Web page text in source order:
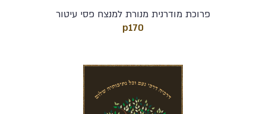
פרוכת מודרנית מנורת למנצח פסי עיטור
p170